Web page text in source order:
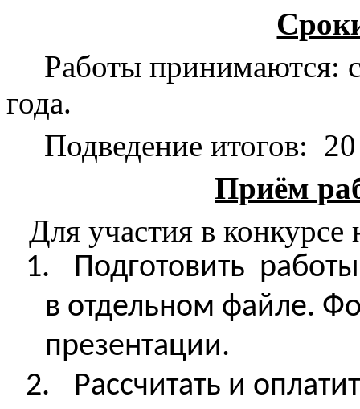
Работы принимаются:
года.
Подведение итогов:
Приём
Для участия в
1.
Подготовить
в отдельном файле.
презентации.
2.
Рассчитать и